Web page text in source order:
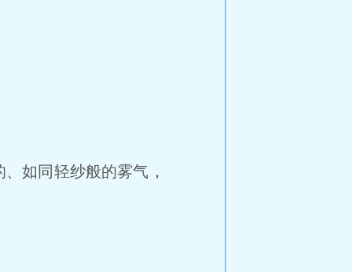
如同轻纱般的雾气，